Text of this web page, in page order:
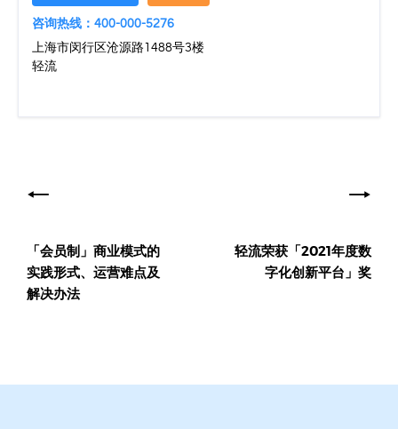
咨询热线：400-000-5276
上海市闵行区沧源路1488号3楼
轻流
章
航 「会员制」商业模式的
实践形式、运营难点及
解决办法
轻流荣获「2021年度数
字化创新平台」奖